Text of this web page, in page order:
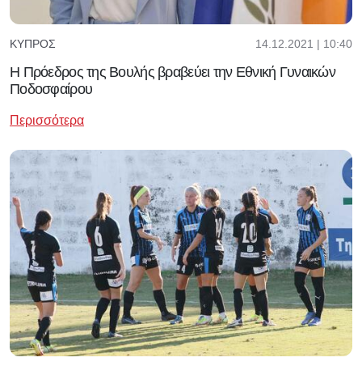
ΚΎΠΡΟΣ 14.12.2021 | 10:40
Η Πρόεδρος της Βουλής βραβεύει την Εθνική Γυναικών
Ποδοσφαίρου
Περισσότερα